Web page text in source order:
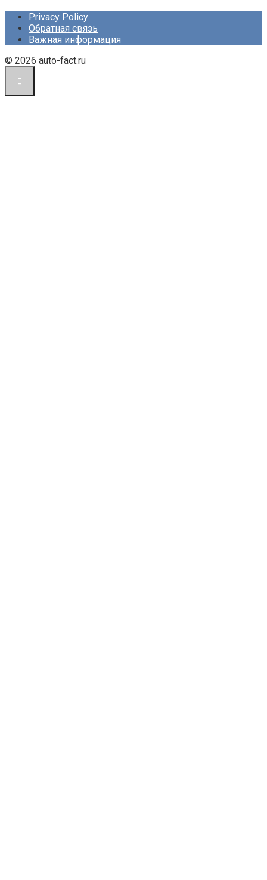
Privacy Policy
Обратная связь
Важная информация
© 2026 auto-fact.ru